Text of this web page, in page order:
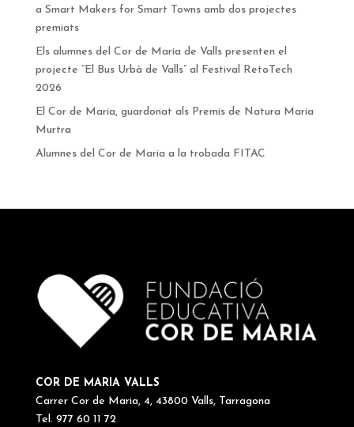
a Smart Makers for Smart Towns amb dos projectes
premiats
Els alumnes del Cor de Maria de Valls presenten el
projecte “El Bus Urbà de Valls” al Festival RetoTech
2026
El Cor de Maria, guardonat als Premis de Natura Maria
Murtra
Alumnes del Cor de Maria a la trobada FITAC
COR DE MARIA VALLS
Carrer Cor de Maria, 4, 43800 Valls, Tarragona
Tel. 977 60 11 72